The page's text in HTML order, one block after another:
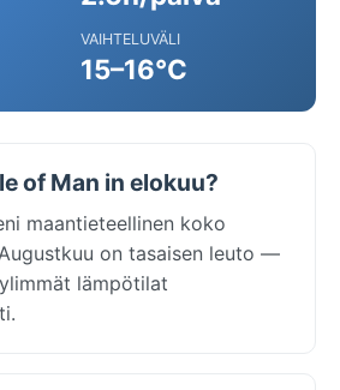
VAIHTELUVÄLI
15–16°C
of Man in elokuu?
maantieteellinen koko
on tasaisen leuto —
lämpötilat